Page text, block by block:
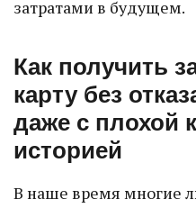
затратами в будущем.
Как получить
карту без
даже с плохой
историей
В наше время многие